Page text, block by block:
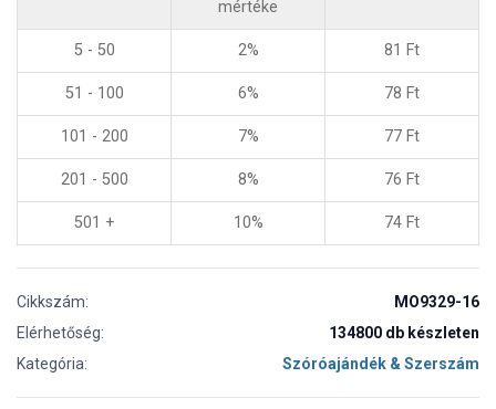
mértéke
5 - 50 2% 81 Ft
51 - 100 6% 78 Ft
101 - 200 7% 77 Ft
201 - 500 8% 76 Ft
501 + 10% 74 Ft
Cikkszám:
MO9329-16
Elérhetőség:
134800 db készleten
Kategória:
Szóróajándék & Szerszám